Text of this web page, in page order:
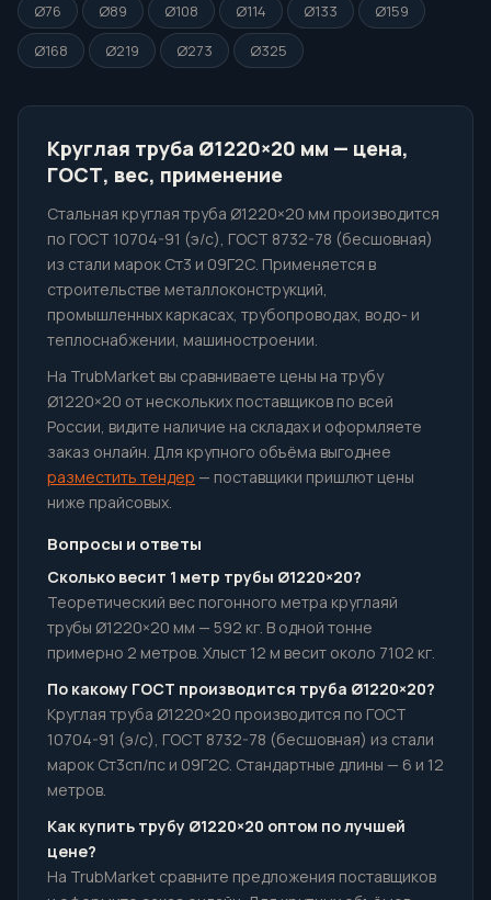
Ø76 Ø89 Ø108 Ø114 Ø133
Ø159
Ø168
Ø219 Ø273 Ø325
Круглая труба Ø1220×20 мм — цена,
ГОСТ, вес, применение
Стальная круглая труба Ø1220×20 мм производится
по ГОСТ 10704-91 (э/с), ГОСТ 8732-78 (бесшовная)
из стали марок Ст3 и 09Г2С. Применяется в
строительстве металлоконструкций,
промышленных каркасах, трубопроводах, водо- и
теплоснабжении, машиностроении.
На TrubMarket вы сравниваете цены на трубу
Ø1220×20 от нескольких поставщиков по всей
России, видите наличие на складах и оформляете
заказ онлайн. Для крупного объёма выгоднее
разместить тендер — поставщики пришлют цены
ниже прайсовых.
Вопросы и ответы
Сколько весит 1 метр трубы Ø1220×20?
Теоретический вес погонного метра круглаяй
трубы Ø1220×20 мм — 592 кг. В одной тонне
примерно 2 метров. Хлыст 12 м весит около 7102 кг.
По какому ГОСТ производится труба Ø1220×20?
Круглая труба Ø1220×20 производится по ГОСТ
10704-91 (э/с), ГОСТ 8732-78 (бесшовная) из стали
марок Ст3сп/пс и 09Г2С. Стандартные длины — 6 и 12
метров.
Как купить трубу Ø1220×20 оптом по лучшей
цене?
На TrubMarket сравните предложения поставщиков